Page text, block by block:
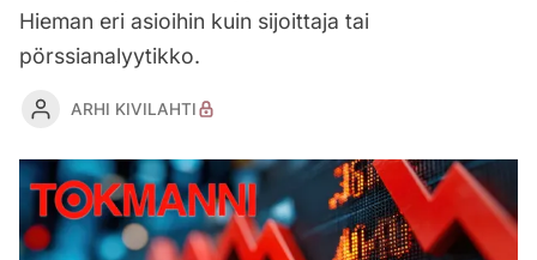
Hieman eri asioihin kuin sijoittaja tai
pörssianalyytikko.
ARHI KIVILAHTI